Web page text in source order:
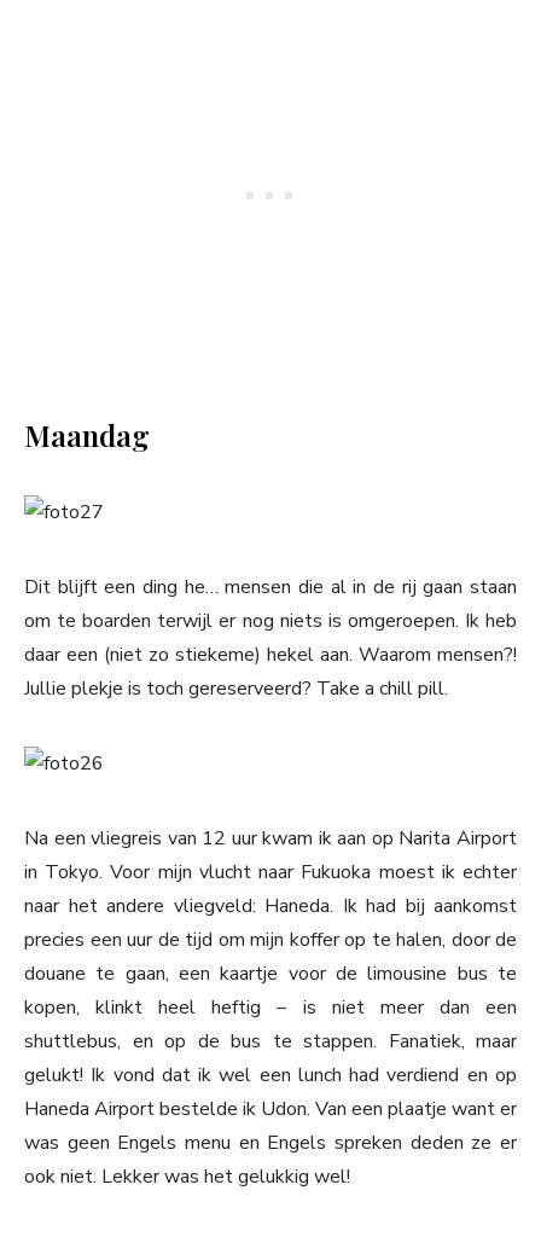
Maandag
Dit blijft een ding he… mensen die al in de rij gaan staan
om te boarden terwijl er nog niets is omgeroepen. Ik heb
daar een (niet zo stiekeme) hekel aan. Waarom mensen?!
Jullie plekje is toch gereserveerd? Take a chill pill.
Na een vliegreis van 12 uur kwam ik aan op Narita Airport
in Tokyo. Voor mijn vlucht naar Fukuoka moest ik echter
naar het andere vliegveld: Haneda. Ik had bij aankomst
precies een uur de tijd om mijn koffer op te halen, door de
douane te gaan, een kaartje voor de limousine bus te
kopen, klinkt heel heftig – is niet meer dan een
shuttlebus, en op de bus te stappen. Fanatiek, maar
gelukt! Ik vond dat ik wel een lunch had verdiend en op
Haneda Airport bestelde ik Udon. Van een plaatje want er
was geen Engels menu en Engels spreken deden ze er
ook niet. Lekker was het gelukkig wel!